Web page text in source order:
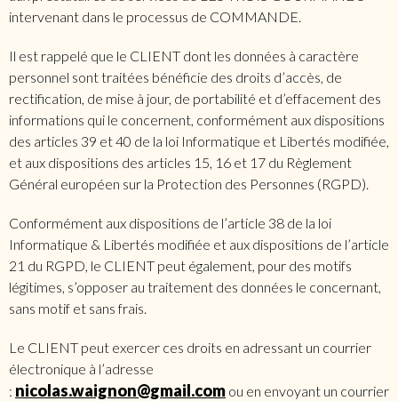
intervenant dans le processus de COMMANDE.
Il est rappelé que le CLIENT dont les données à caractère
personnel sont traitées bénéficie des droits d’accès, de
rectification, de mise à jour, de portabilité et d’effacement des
informations qui le concernent, conformément aux dispositions
des articles 39 et 40 de la loi Informatique et Libertés modifiée,
et aux dispositions des articles 15, 16 et 17 du Règlement
Général européen sur la Protection des Personnes (RGPD).
Conformément aux dispositions de l’article 38 de la loi
Informatique & Libertés modifiée et aux dispositions de l’article
21 du RGPD, le CLIENT peut également, pour des motifs
légitimes, s’opposer au traitement des données le concernant,
sans motif et sans frais.
Le CLIENT peut exercer ces droits en adressant un courrier
électronique à l’adresse
: nicolas.waignon@gmail.com ou en envoyant un courrier